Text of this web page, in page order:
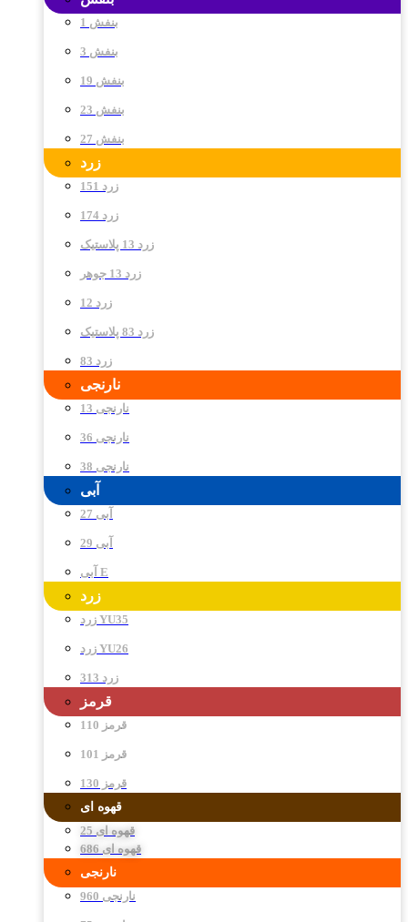
بنفش 1
بنفش 3
بنفش 19
بنفش 23
بنفش 27
زرد
زرد 151
زرد 174
زرد 13 پلاستیک
زرد 13 جوهر
زرد 12
زرد 83 پلاستیک
زرد 83
نارنجی
نارنجی 13
نارنجی 36
نارنجی 38
آبی
آبی 27
آبی 29
آبی E
زرد
زرد YU35
زرد YU26
زرد 313
قرمز
قرمز 110
قرمز 101
قرمز 130
قهوه ای
قهوه ای 25
قهوه ای 686
نارنجی
نارنجی 960